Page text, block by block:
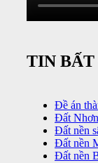
TIN BẤT
Đề án
Đất
Đất nền
Đất nền
Đất nền